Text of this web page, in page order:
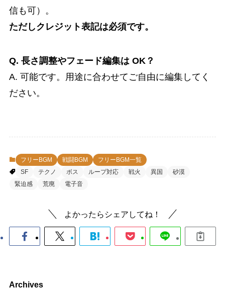
信も可）。
ただしクレジット表記は必須です。
Q. 長さ調整やフェード編集は OK？
A. 可能です。用途に合わせてご自由に編集してく
ださい。
フリーBGM 戦闘BGM
フリーBGM一覧
SF
テクノ ボス ループ対応 戦火 異国
砂漠
緊迫感
荒廃 電子音
よかったらシェアしてね！
Archives